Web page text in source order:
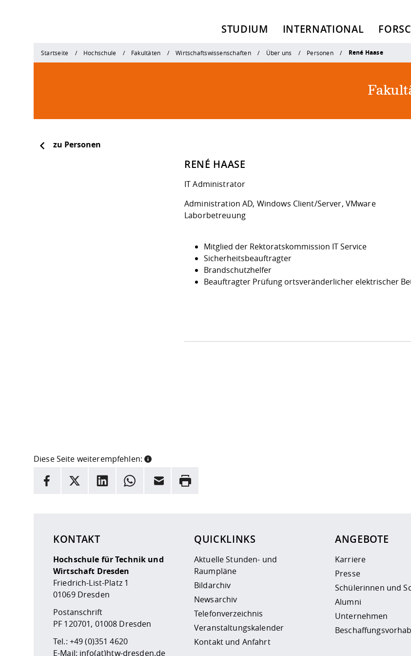
STUDIUM INTERNATIONAL
Startseite Hochschule Fakultäten Wirtschaftswissenschaften Über uns Personen René Haase
zu Personen
RENÉ HAASE
IT Administrator
Administration AD, Windows Client/Server, VMware
Laborbetreuung
Mitglied der Rektoratskommission IT Service
Sicherheitsbeauftragter
Brandschutzhelfer
Beauftragter Prüfung ortsveränderlicher elektrischer
Diese Seite weiterempfehlen:
INFORMATION
Facebook
X LinkedInWhatsappE-Mail Drucken
KONTAKT
Hochschule für Technik und
Wirtschaft Dresden
Friedrich-List-Platz 1
01069 Dresden
Postanschrift
PF 120701, 01008 Dresden
Tel.: +49 (0)351 4620
E-Mail: info(at)htw-dresden.de
QUICKLINKS
Aktuelle Stunden- und
Raumpläne
Bildarchiv
Newsarchiv
Telefonverzeichnis
Veranstaltungskalender
Kontakt und Anfahrt
ANGEBOTE
Karriere
Presse
Schülerinnen und
Alumni
Unternehmen